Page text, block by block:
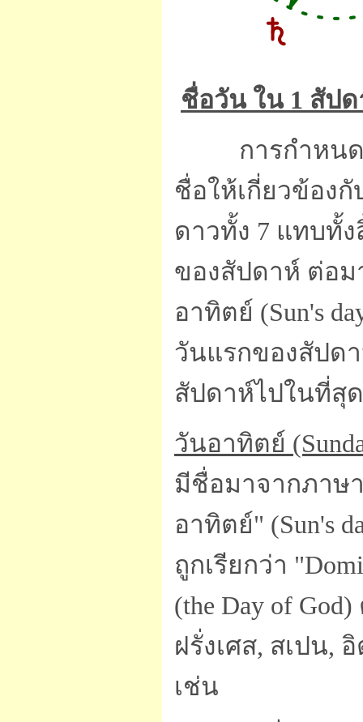
ชื่อวัน ใน 1 สัปด
การกำหนดชื่
ชื่อให้เกี่ยวข้อง
ดาวทั้ง 7 แทบทั้ง
ของสัปดาห์ ต่อ
อาทิตย์ (Sun's
วันแรกของสัปด
สัปดาห์ไปในที่สุด
วันอาทิตย์
มีชื่อมาจากภาษ
อาทิตย์" (Sun's
ถูกเรียกว่า
(the Day of
ฝรั่งเศส, สเปน,
เช่น